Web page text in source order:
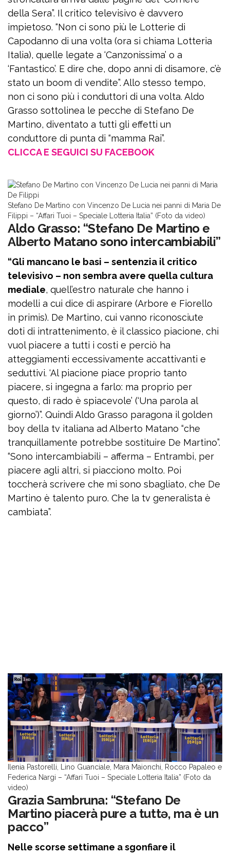
della Sera”. Il critico televisivo è davvero
impietoso. “Non ci sono più le Lotterie di
Capodanno di una volta (ora si chiama Lotteria
Italia), quelle legate a ‘Canzonissima’ o a
‘Fantastico’. E dire che, dopo anni di disamore, c’è
stato un boom di vendite”. Allo stesso tempo,
non ci sono più i conduttori di una volta. Aldo
Grasso sottolinea le pecche di Stefano De
Martino, diventato a tutti gli effetti un
conduttore di punta di “mamma Rai”.
CLICCA E SEGUICI SU FACEBOOK
Stefano De Martino con Vincenzo De Lucia nei panni di Maria De
Filippi – “Affari Tuoi – Speciale Lotteria Italia” (Foto da video)
Aldo Grasso: “Stefano De Martino e
Alberto Matano sono intercambiabili”
“Gli mancano le basi – sentenzia il critico
televisivo – non sembra avere quella cultura
mediale, quell’estro naturale che hanno i
modelli a cui dice di aspirare (Arbore e Fiorello
in primis). De Martino, cui vanno riconosciute
doti di intrattenimento, è il classico piacione, chi
vuol piacere a tutti i costi e perciò ha
atteggiamenti eccessivamente accattivanti e
seduttivi. ‘Al piacione piace proprio tanto
piacere, si ingegna a farlo: ma proprio per
questo, di rado è spiacevole’ (‘Una parola al
giorno’)”. Quindi Aldo Grasso paragona il golden
boy della tv italiana ad Alberto Matano “che
tranquillamente potrebbe sostituire De Martino”.
“Sono intercambiabili – afferma – Entrambi, per
piacere agli altri, si piacciono molto. Poi
toccherà scrivere che mi sono sbagliato, che De
Martino è talento puro. Che la tv generalista è
cambiata”.
Ilenia Pastorelli, Lino Guanciale, Mara Maionchi, Rocco Papaleo e
Federica Nargi – “Affari Tuoi – Speciale Lotteria Italia” (Foto da
video)
Grazia Sambruna: “Stefano De
Martino piacerà pure a tuttə, ma è un
pacco”
Nelle scorse settimane a sgonfiare il